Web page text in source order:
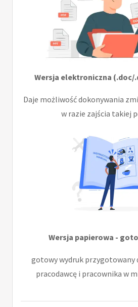
Wersja elektroniczna
Daje możliwość dokonywania
w razie zajścia takiej
Wersja papierowa -
gotowy wydruk przygotowany
pracodawcę i pracownika w